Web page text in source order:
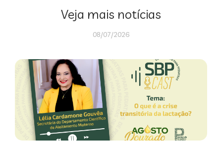
Veja mais notícias
08/07/2026